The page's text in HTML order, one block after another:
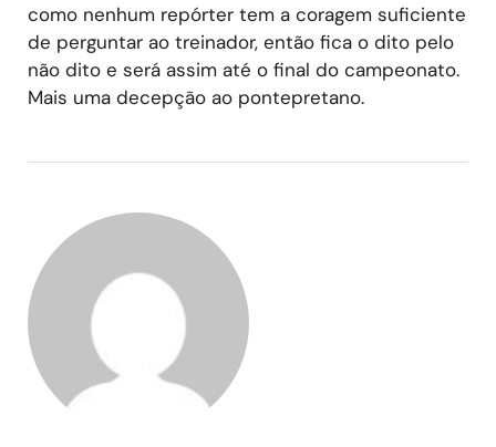
como nenhum repórter tem a coragem suficiente
de perguntar ao treinador, então fica o dito pelo
não dito e será assim até o final do campeonato.
Mais uma decepção ao pontepretano.